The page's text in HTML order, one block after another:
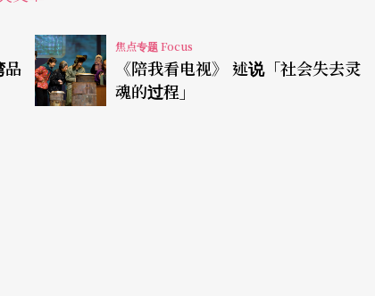
，其实是非常新鲜与健康的，因为，这可以提醒这
市场，什么是观众」。
尬，在老一辈创作者未退位、台湾剧场硬体资源又
经验与品牌累积，再加上台湾许多导演中心制的
年轻一代若能善加利用相对较小的语言障碍与交
吧），利用内地另辟战场，其实不啻为一条活
品
焦点专题 Focus
《陪我看电视》 述说「社会失去灵
魂的过程」